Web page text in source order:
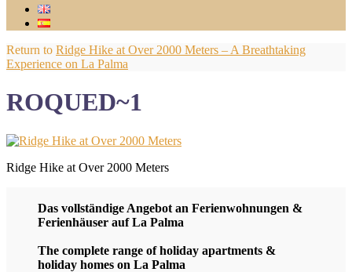
Return to Ridge Hike at Over 2000 Meters – A Breathtaking
Experience on La Palma
ROQUED~1
Ridge Hike at Over 2000 Meters
Das vollständige Angebot an Ferienwohnungen &
Ferienhäuser auf La Palma
The complete range of holiday apartments &
holiday homes on La Palma